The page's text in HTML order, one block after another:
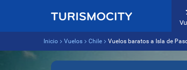
Inicio Vuelos Chile Vuelos baratos a Isla de